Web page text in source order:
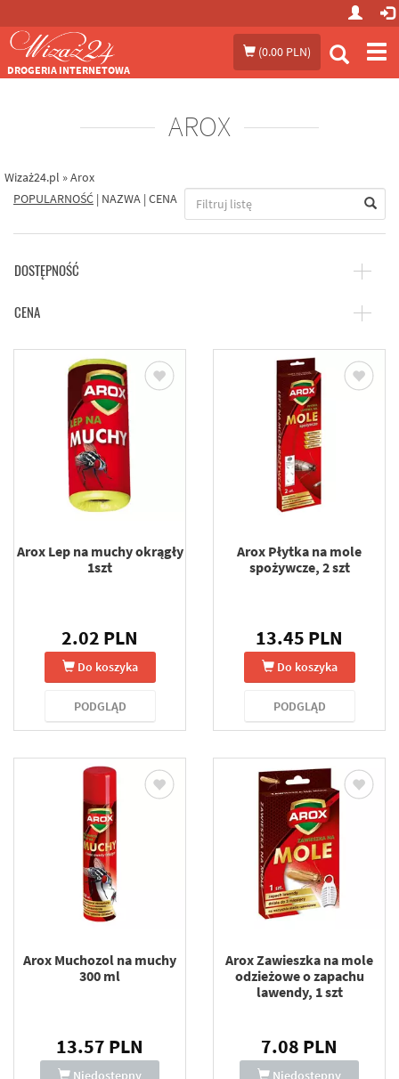
(0.00 PLN)
DROGERIA INTERNETOWA
AROX
Wizaż24.pl »Arox
POPULARNOŚĆ | NAZWA | CENA
DOSTĘPNOŚĆ
CENA
Arox Lep na muchy okrągły
1szt
2.02 PLN
Do koszyka
PODGLĄD
Arox Płytka na mole
spożywcze, 2 szt
13.45 PLN
Do koszyka
PODGLĄD
Arox Muchozol na muchy
300 ml
13.57 PLN
Niedostępny
Arox Zawieszka na mole
odzieżowe o zapachu
lawendy, 1 szt
7.08 PLN
Niedostępny